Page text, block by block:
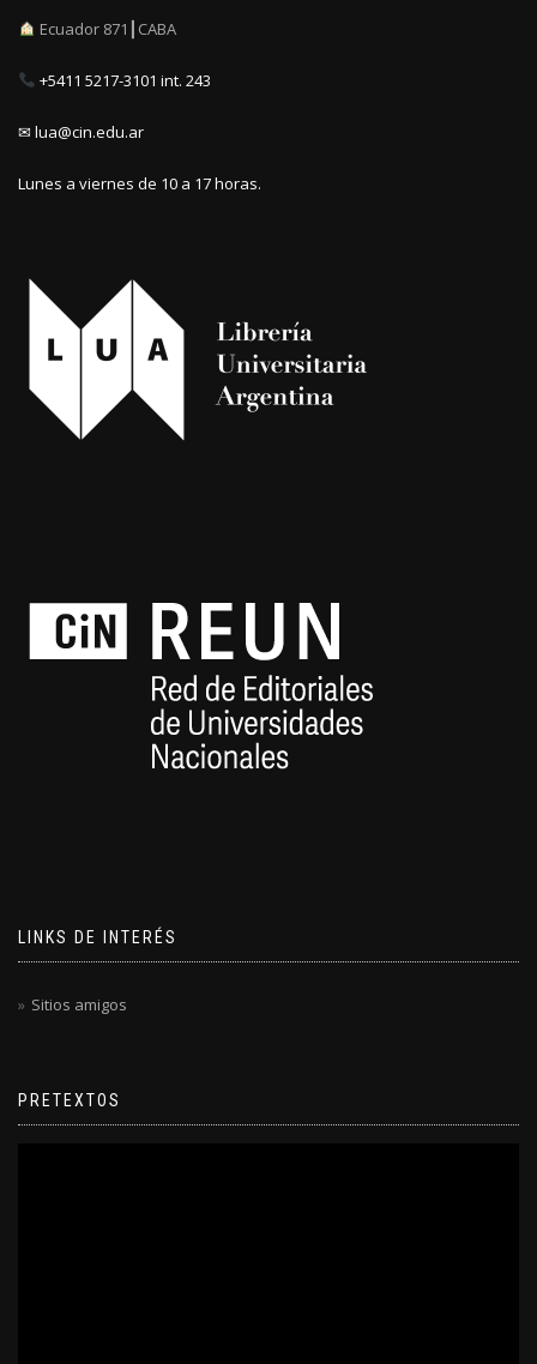
Ecuador 871┃CABA
+5411 5217-3101 int. 243
✉ lua@cin.edu.ar
Lunes a viernes de 10 a 17 horas.
LINKS DE INTERÉS
Sitios amigos
PRETEXTOS